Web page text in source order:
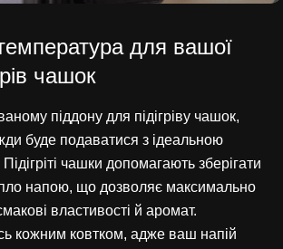
для вашої
чашок
піддону для підігріву чашок,
буде подаватися з ідеальною
чашки допомагають зберігати
напою, що дозволяє максимально
властивості й аромат.
кожним ковтком, адже ваш напій